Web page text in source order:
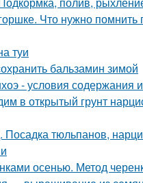
Что нужно
туи
бальзамин зимой
- условия содержания
в открытый грунт
тюльпанов,
осенью. Метод